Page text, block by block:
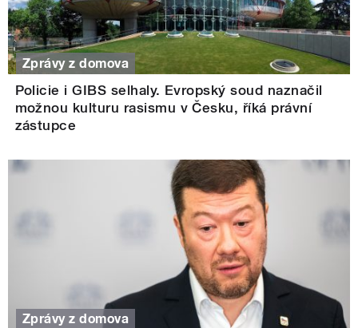
Zprávy z domova
Policie i GIBS selhaly. Evropský soud naznačil
možnou kulturu rasismu v Česku, říká právní
zástupce
Zprávy z domova